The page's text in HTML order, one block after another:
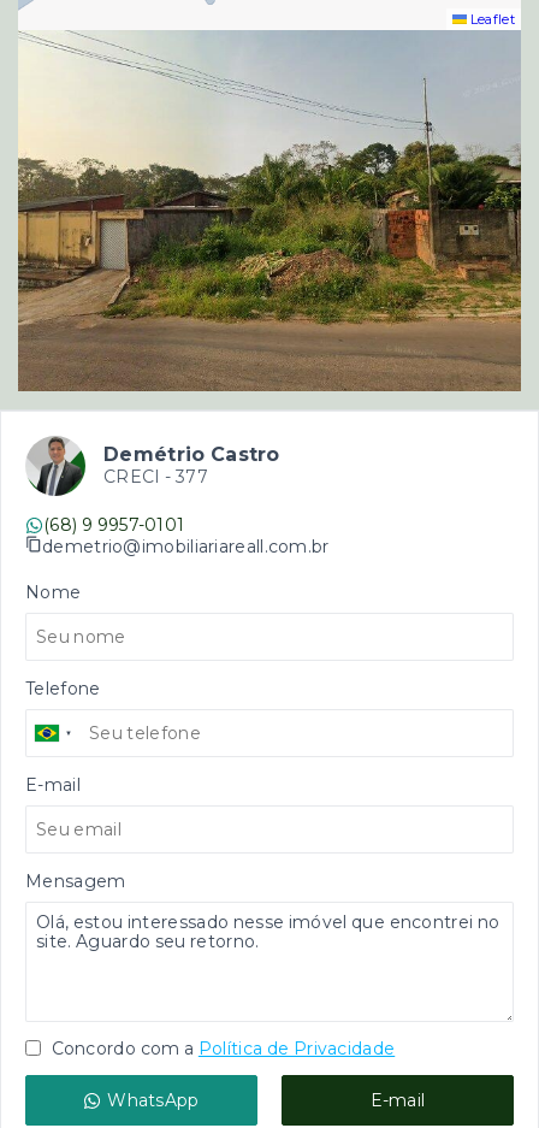
Leaflet
Demétrio Castro
CRECI - 377
(68) 9 9957-0101
demetrio@imobiliariareall.com.br
Nome
Telefone
E-mail
Mensagem
Concordo com a Política de Privacidade
WhatsApp E-mail